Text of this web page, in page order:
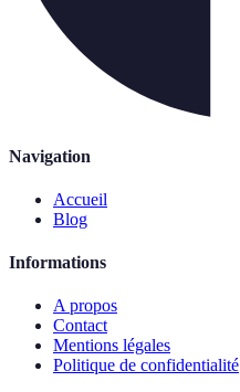
Navigation
Accueil
Blog
Informations
A propos
Contact
Mentions légales
Politique de confidentialité